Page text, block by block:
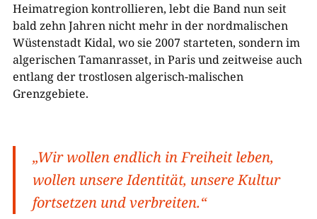
Heimatregion kontrollieren, lebt die Band nun seit
bald zehn Jahren nicht mehr in der nordmalischen
Wüstenstadt Kidal, wo sie 2007 starteten, sondern im
algerischen Tamanrasset, in Paris und zeitweise auch
entlang der trostlosen algerisch-malischen
Grenzgebiete.
„Wir wollen endlich in Freiheit leben,
wollen unsere Identität, unsere Kultur
fortsetzen und verbreiten.“